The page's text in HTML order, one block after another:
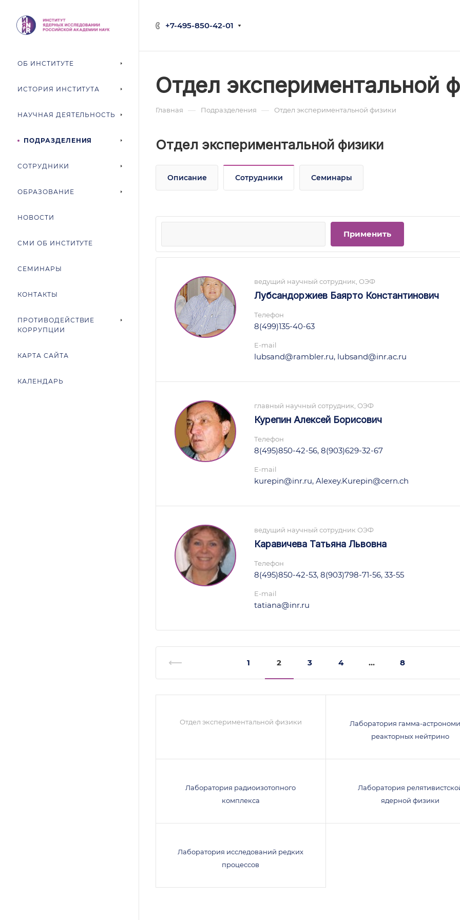
+7-495-850-42-01
ОБ ИНСТИТУТЕ
ИСТОРИЯ ИНСТИТУТА
НАУЧНАЯ ДЕЯТЕЛЬНОСТЬ
ПОДРАЗДЕЛЕНИЯ
СОТРУДНИКИ
ОБРАЗОВАНИЕ
НОВОСТИ
СМИ ОБ ИНСТИТУТЕ
СЕМИНАРЫ
КОНТАКТЫ
ПРОТИВОДЕЙСТВИЕ
КОРРУПЦИИ
КАРТА САЙТА
КАЛЕНДАРЬ
Отдел экспериментальной
Главная — Подразделения — Отдел экспериментальной физики
Отдел экспериментальной физики
Описание Сотрудники Семинары
ведущий научный сотрудник, ОЭФ
Лубсандоржиев Баярто Константинович
Телефон
8(499)135-40-63
E-mail
lubsand@rambler.ru, lubsand@inr.ac.ru
главный научный сотрудник, ОЭФ
Курепин Алексей Борисович
Телефон
8(495)850-42-56, 8(903)629-32-67
E-mail
kurepin@inr.ru, Alexey.Kurepin@cern.ch
ведущий научный сотрудник ОЭФ
Каравичева Татьяна Львовна
Телефон
8(495)850-42-53, 8(903)798-71-56, 33-55
E-mail
tatiana@inr.ru
1 2 3 4 ... 8
Отдел экспериментальной физики
Лаборатория гамма-
реакторных нейтрино
Лаборатория радиоизотопного
комплекса
Лаборатория
ядерной физики
Лаборатория исследований редких
процессов